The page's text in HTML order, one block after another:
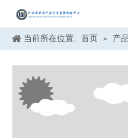
当前所在位置: 首页 » 产